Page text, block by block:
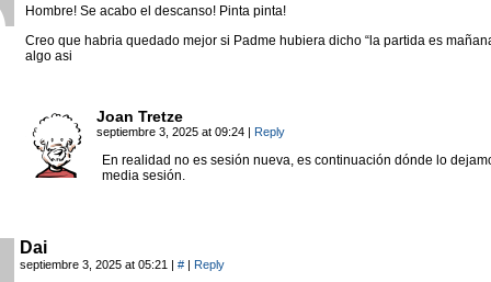
Hombre! Se acabo el descanso! Pinta pinta!
Creo que habria quedado mejor si Padme hubiera dicho “la partida es
algo asi
Joan Tretze
septiembre 3, 2025 at 09:24 | Reply
En realidad no es sesión nueva, es continuación dónde lo
media sesión.
Dai
septiembre 3, 2025 at 05:21 | # | Reply